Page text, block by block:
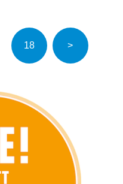
18 >